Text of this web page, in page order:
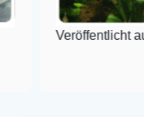
Veröffentlicht auf Google